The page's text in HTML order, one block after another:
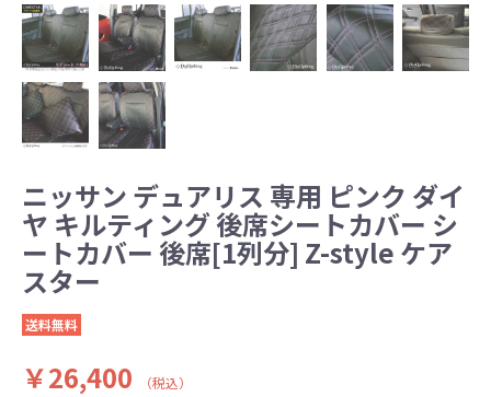
ニッサン デュアリス 専用 ピンク ダイ
ヤ キルティング 後席シートカバー シ
ートカバー 後席[1列分] Z-style ケア
スター
送料無料
￥26,400 （税込）